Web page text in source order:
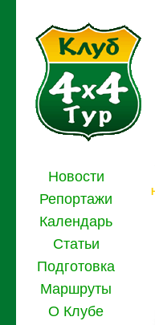
Новости
Репортажи
Календарь
Статьи
Подготовка
Маршруты
О Клубе